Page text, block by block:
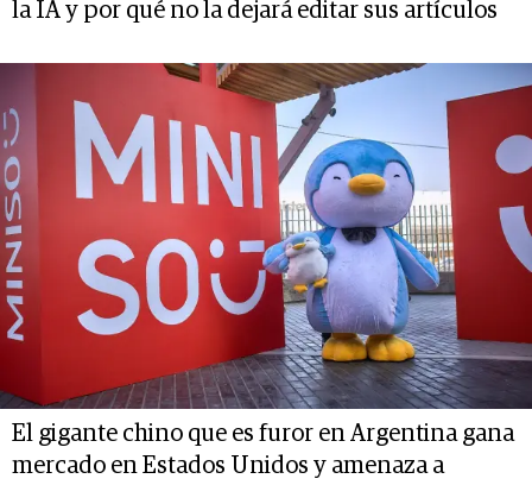
la IA y por qué no la dejará editar sus artículos
El gigante chino que es furor en Argentina gana
mercado en Estados Unidos y amenaza a